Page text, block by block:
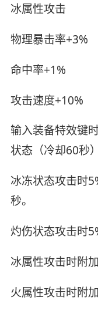
冰属性攻击
物理暴击率+3%
命中率+1%
攻击速度+10%
输入装备特效键
状态（冷却60秒）
冰冻状态攻击时
秒。
灼伤状态攻击时
冰属性攻击时附
火属性攻击时附